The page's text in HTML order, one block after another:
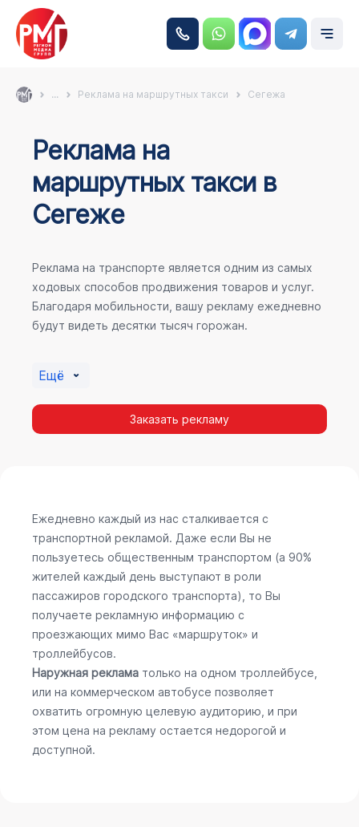
... Реклама на маршрутных такси Сегежа
Реклама на
маршрутных такси в
Сегеже
Реклама на транспорте является одним из самых
ходовых способов продвижения товаров и услуг.
Благодаря мобильности, вашу рекламу ежедневно
будут видеть десятки тысяч горожан.
Ещё
Заказать рекламу
Ежедневно каждый из нас сталкивается с
транспортной рекламой. Даже если Вы не
пользуетесь общественным транспортом (а 90%
жителей каждый день выступают в роли
пассажиров городского транспорта), то Вы
получаете рекламную информацию с
проезжающих мимо Вас «маршруток» и
троллейбусов.
Наружная реклама только на одном троллейбусе,
или на коммерческом автобусе позволяет
охватить огромную целевую аудиторию, и при
этом цена на рекламу остается недорогой и
доступной.